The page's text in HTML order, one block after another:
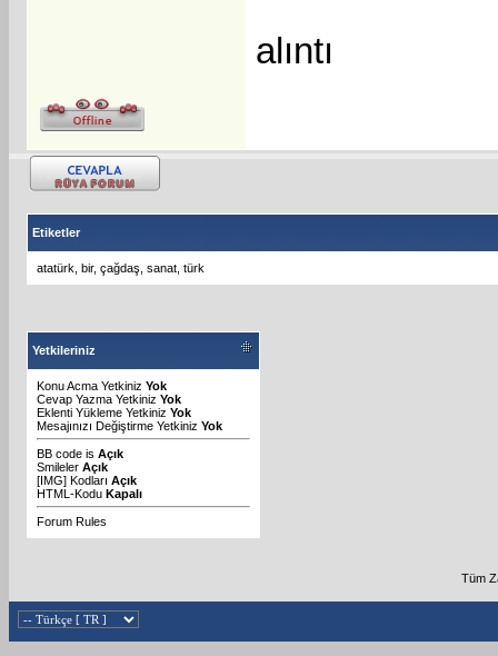
alıntı
Etiketler
atatürk bir, çağdaş sanat türk
Yetkileriniz
Konu Acma Yetkiniz Yok
Cevap Yazma Yetkiniz Yok
Eklenti Yükleme Yetkiniz Yok
Mesajınızı Değiştirme Yetkiniz Yok
BB code is Açık
Smileler Açık
[IMG] Kodları Açık
HTML-Kodu Kapalı
Forum Rules
Tüm